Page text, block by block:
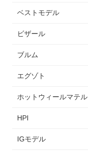
ベストモデル
ビザール
ブルム
エグゾト
ホットウィールマテル
HPI
IGモデル